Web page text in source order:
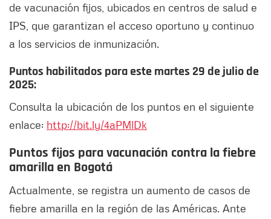
de vacunación fijos, ubicados en centros de salud e
IPS, que garantizan el acceso oportuno y continuo
a los servicios de inmunización.
Puntos habilitados para este martes 29 de julio de
2025:
Consulta la ubicación de los puntos en el siguiente
enlace: http://bit.ly/4aPMlDk
Puntos fijos para vacunación contra la fiebre
amarilla en Bogotá
Actualmente, se registra un aumento de casos de
fiebre amarilla en la región de las Américas. Ante